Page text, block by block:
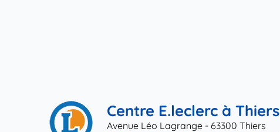
Centre E.leclerc à Thiers
Avenue Léo Lagrange - 63300 Thiers